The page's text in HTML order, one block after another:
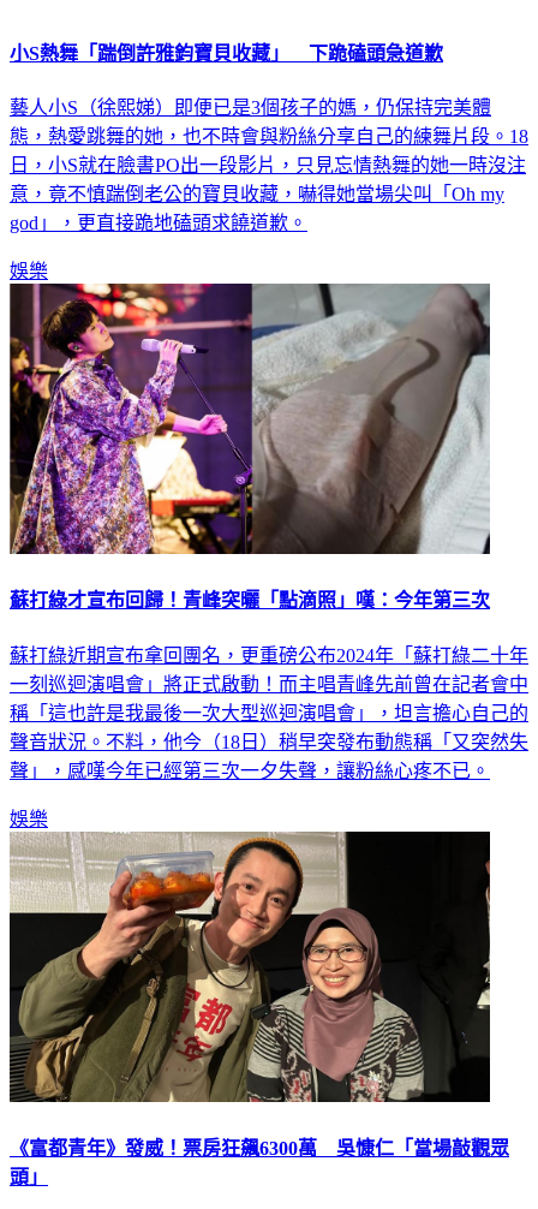
小S熱舞「踹倒許雅鈞寶貝收藏」 下跪磕頭急道歉
藝人小S（徐熙娣）即便已是3個孩子的媽，仍保持完美體
態，熱愛跳舞的她，也不時會與粉絲分享自己的練舞片段。18
日，小S就在臉書PO出一段影片，只見忘情熱舞的她一時沒注
意，竟不慎踹倒老公的寶貝收藏，嚇得她當場尖叫「Oh my
god」，更直接跪地磕頭求饒道歉。
娛樂
蘇打綠才宣布回歸！青峰突曬「點滴照」嘆：今年第三次
蘇打綠近期宣布拿回團名，更重磅公布2024年「蘇打綠二十年
一刻巡迴演唱會」將正式啟動！而主唱青峰先前曾在記者會中
稱「這也許是我最後一次大型巡迴演唱會」，坦言擔心自己的
聲音狀況。不料，他今（18日）稍早突發布動態稱「又突然失
聲」，感嘆今年已經第三次一夕失聲，讓粉絲心疼不已。
娛樂
《富都青年》發威！票房狂飆6300萬 吳慷仁「當場敲觀眾
頭」